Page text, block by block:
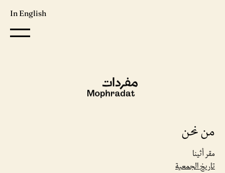
In English
من نحن
مقر أثينا
تاريخ الجمعية